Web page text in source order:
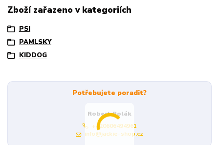
Zboží zařazeno v kategoriích
PSI
PAMLSKY
KIDDOG
Potřebujete poradit?
Robert Polák
+420606494961
info@jackie-shop.cz